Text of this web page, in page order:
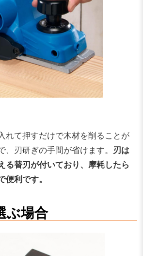
れて押すだけで木材を削ることが
、刃研ぎの手間が省けます。 刃は
る替刃が付いており、摩耗したら
利です。
ぶ場合